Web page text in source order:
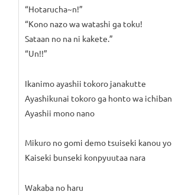
“Hotarucha~n!”
“Kono nazo wa watashi ga toku!
Sataan no na ni kakete.”
“Un!!”
Ikanimo ayashii tokoro janakutte
Ayashikunai tokoro ga honto wa ichiban
Ayashii mono nano
Mikuro no gomi demo tsuiseki kanou yo
Kaiseki bunseki konpyuutaa nara
Wakaba no haru